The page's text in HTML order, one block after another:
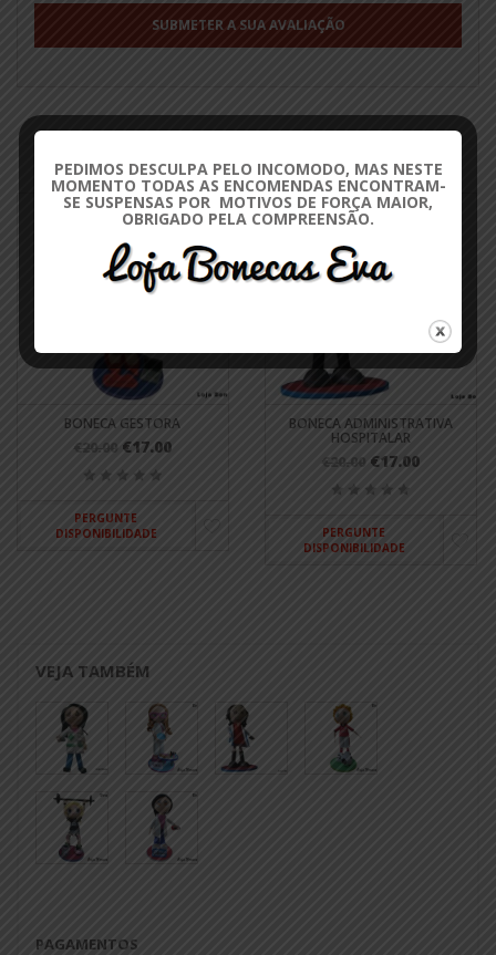
BONECA GESTORA
€20.00 €17.00
PERGUNTE
DISPONIBILIDADE
BONECA ADMINISTRATIVA
HOSPITALAR
€20.00 €17.00
PERGUNTE
DISPONIBILIDADE
VEJA TAMBÉM
PAGAMENTOS
PEDIMOS DESCULPA PELO INCOMODO, MAS NESTE
MOMENTO TODAS AS ENCOMENDAS ENCONTRAM-
SE SUSPENSAS POR MOTIVOS DE FORÇA MAIOR,
OBRIGADO PELA COMPREENSÃO.